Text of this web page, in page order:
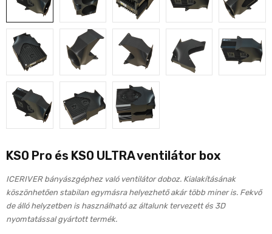
KS0 Pro és KS0 ULTRA ventilátor box
ICERIVER bányászgéphez való ventilátor doboz. Kialakításának
köszönhetően stabilan egymásra helyezhető akár több miner is. Fekvő
de álló helyzetben is használható az általunk tervezett és 3D
nyomtatással gyártott termék.